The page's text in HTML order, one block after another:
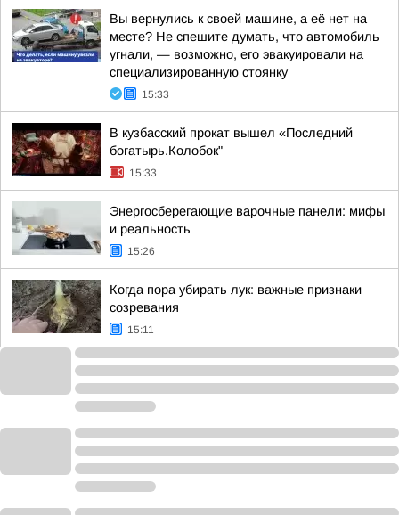
Вы вернулись к своей машине, а её нет на
месте? Не спешите думать, что автомобиль
угнали, — возможно, его эвакуировали на
специализированную стоянку
15:33
В кузбасский прокат вышел «Последний
богатырь.Колобок"
15:33
Энергосберегающие варочные панели: мифы
и реальность
15:26
Когда пора убирать лук: важные признаки
созревания
15:11